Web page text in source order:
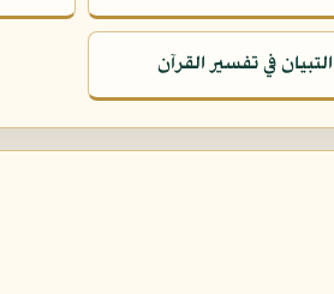
التبيان في تفسير القرآن